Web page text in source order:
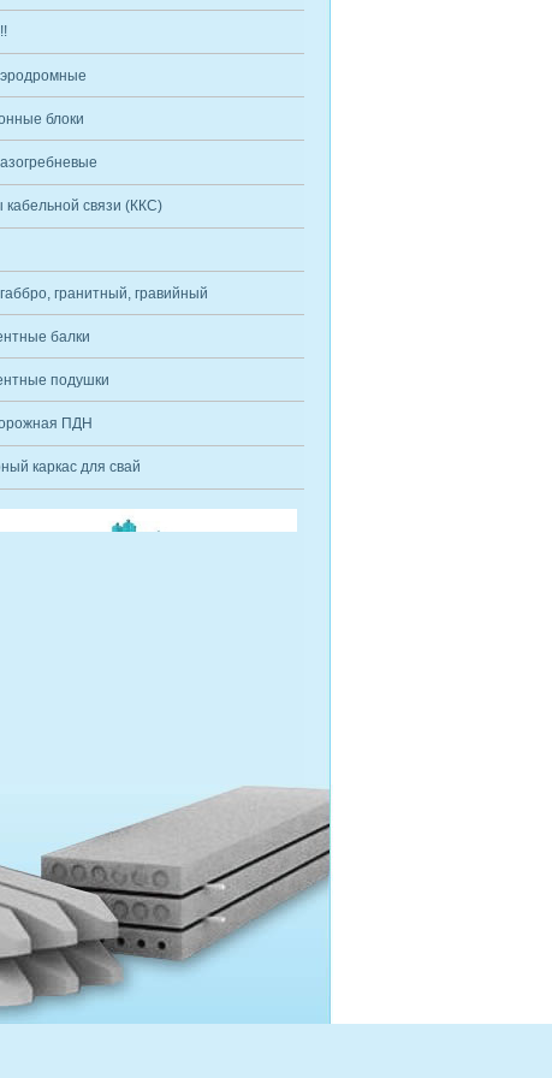
блоки
кабельной связи (ККС)
гранитный, гравийный
балки
подушки
ПДН
каркас для свай